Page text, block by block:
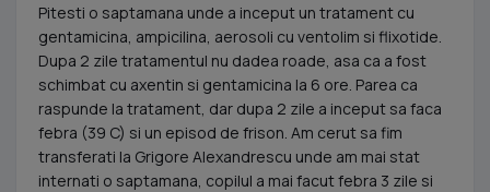
Pitesti o saptamana unde a inceput un tratament cu
gentamicina, ampicilina, aerosoli cu ventolim si flixotide.
Dupa 2 zile tratamentul nu dadea roade, asa ca a fost
schimbat cu axentin si gentamicina la 6 ore. Parea ca
raspunde la tratament, dar dupa 2 zile a inceput sa faca
febra (39 C) si un episod de frison. Am cerut sa fim
transferati la Grigore Alexandrescu unde am mai stat
internati o saptamana, copilul a mai facut febra 3 zile si